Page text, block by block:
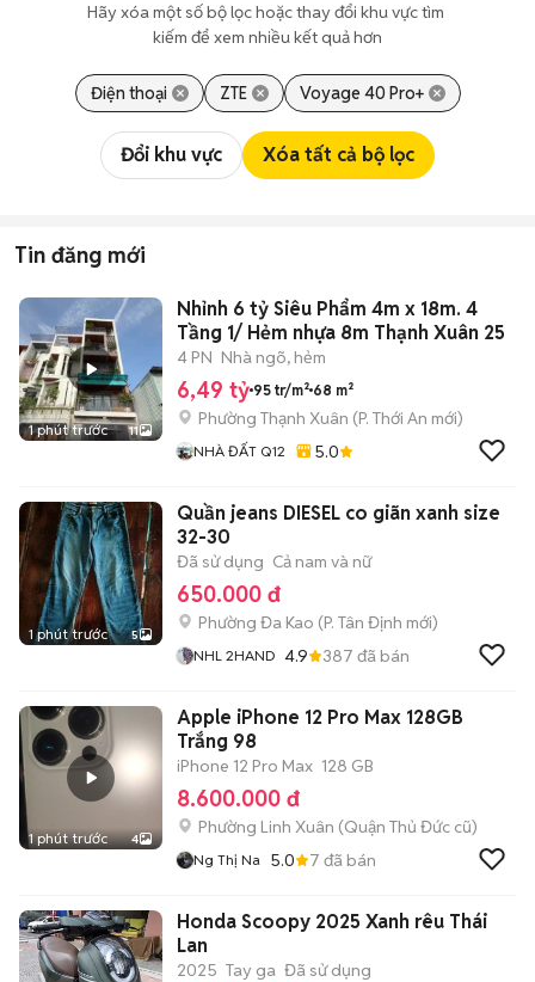
Hãy xóa một số bộ lọc hoặc thay đổi khu vực tìm
kiếm để xem nhiều kết quả hơn
Điện thoại ZTE Voyage 40 Pro+
Đổi khu vực Xóa tất cả bộ lọc
Tin đăng mới
1 phút trước 11
Nhỉnh 6 tỷ Siêu Phẩm 4m x 18m. 4
Tầng 1/ Hẻm nhựa 8m Thạnh Xuân 25
4 PN Nhà ngõ, hẻm
6,49 tỷ 95 tr/m² 68 m²
Phường Thạnh Xuân (P. Thới An mới)
NHÀ ĐẤT Q12 5.0
1 phút trước 5
Quần jeans DIESEL co giãn xanh size
32-30
Đã sử dụng Cả nam và nữ
650.000 đ
Phường Đa Kao (P. Tân Định mới)
NHL 2HAND 4.9 387 đã bán
1 phút trước 4
Apple iPhone 12 Pro Max 128GB
Trắng 98
iPhone 12 Pro Max 128 GB
8.600.000 đ
Phường Linh Xuân (Quận Thủ Đức cũ)
Ng Thị Na 5.0 7 đã bán
Honda Scoopy 2025 Xanh rêu Thái
Lan
2025 Tay ga Đã sử dụng